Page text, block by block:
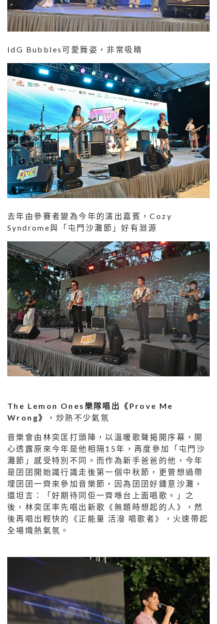
IdG Bubbles可愛舞姿，非常吸睛
去年由參賽者變為今年的演出嘉賓，Cozy
Syndrome與「屯門沙灘節」好有淵源
The Lemon Ones樂隊唱出《Prove Me
Wrong》
，炒熱不少氣氛
音樂會由林奕匡打頭陣，以溫暖歌聲揭開序幕，開
心透露原來今年是他相隔15年，再度參加「屯門沙
灘節」感受特別不同。而作為新手爸爸的他，今年
是囝囝開始識行識走後第一個中秋節，更曾想過帶
埋囝囝一齊來參加音樂節，因為囝囝好鍾意沙灘，
還坦言：「好期待同佢一齊喺台上面唱歌。」之
後，林奕匡率先唱出新歌《無題時想起的人》，然
後再唱出輕快的《正能量 活潑 唱歌者》，火速帶起
全場熾熱氣氛。